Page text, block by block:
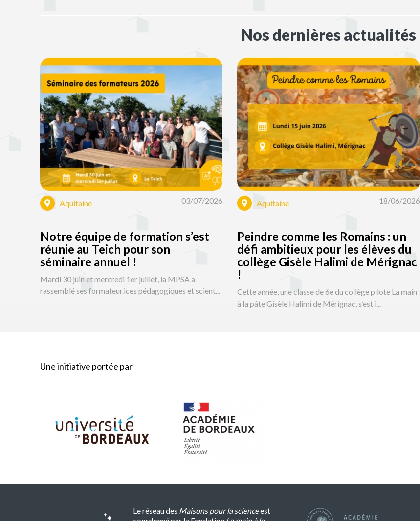
Nos dernières actualités
Aquitaine 03/07/2026
Notre équipe de formation s’est
réunie au Teich pour son
séminaire annuel !
Mardi 30 juin et mercredi 1er juillet, la MPSA a
rassemblé ses formateur.ices pédagogiques et scient...
Aquitaine 18/06/2026
Peindre comme les Romains : un
défi ambitieux pour les élèves du
collège Gisèle Halimi de Mérignac
!
Cette année, une classe de 6e du collège pilote La main
à la pâte Gisèle Halimi de Mérignac, s’est i...
Une initiative portée par
Le réseau des Maisons pour la scienceest